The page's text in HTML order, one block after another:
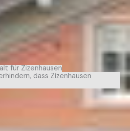
für Zizenhausen
dass Zizenhausen